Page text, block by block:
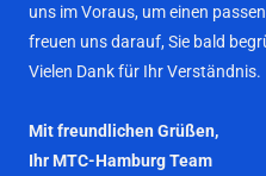
uns im Voraus, um einen
freuen uns darauf, Sie bald
Vielen Dank für Ihr Verständnis.
Mit freundlichen Grüßen,
Ihr MTC-Hamburg Team